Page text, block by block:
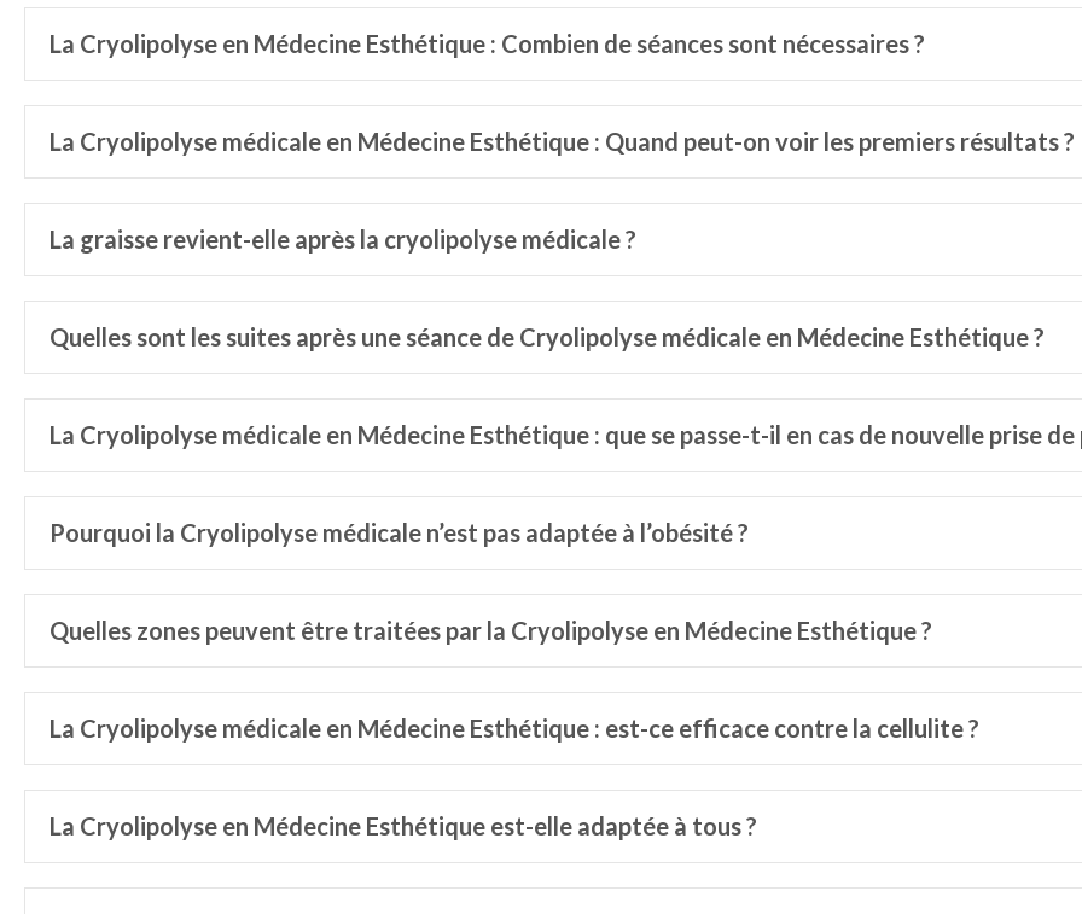
La Cryolipolyse en Médecine Esthétique : Combien de séances sont nécessaires ?
La Cryolipolyse médicale en Médecine Esthétique : Quand peut-on voir les premiers résultats ?
La graisse revient-elle après la cryolipolyse médicale ?
Quelles sont les suites après une séance de Cryolipolyse médicale en Médecine Esthétique ?
La Cryolipolyse médicale en Médecine Esthétique : que se passe-t-il en cas de nouvelle prise de
Pourquoi la Cryolipolyse médicale n’est pas adaptée à l’obésité ?
Quelles zones peuvent être traitées par la Cryolipolyse en Médecine Esthétique ?
La Cryolipolyse médicale en Médecine Esthétique : est-ce efficace contre la cellulite ?
La Cryolipolyse en Médecine Esthétique est-elle adaptée à tous ?